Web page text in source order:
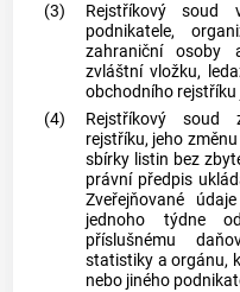
(3)
Rejstříkový soud
podnikatele,
zahraniční osoby
zvláštní vložku,
obchodního rejstříku
(4)
Rejstříkový soud
rejstříku, jeho
sbírky listin bez
právní předpis
Zveřejňované
jednoho týdne
příslušnému
statistiky a orgánu,
nebo jiného